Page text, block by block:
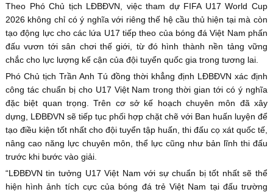
Theo Phó Chủ tịch LĐBĐVN, việc tham dự FIFA U17 World Cup
2026 không chỉ có ý nghĩa với riêng thế hệ cầu thủ hiện tại mà còn
tạo động lực cho các lứa U17 tiếp theo của bóng đá Việt Nam phấn
đấu vươn tới sân chơi thế giới, từ đó hình thành nền tảng vững
chắc cho lực lượng kế cận của đội tuyển quốc gia trong tương lai.
Phó Chủ tịch Trần Anh Tú đồng thời khẳng định LĐBĐVN xác định
công tác chuẩn bị cho U17 Việt Nam trong thời gian tới có ý nghĩa
đặc biệt quan trọng. Trên cơ sở kế hoạch chuyên môn đã xây
dựng, LĐBĐVN sẽ tiếp tục phối hợp chặt chẽ với Ban huấn luyện để
tạo điều kiện tốt nhất cho đội tuyển tập huấn, thi đấu cọ xát quốc tế,
nâng cao năng lực chuyên môn, thể lực cũng như bản lĩnh thi đấu
trước khi bước vào giải.
“LĐBĐVN tin tưởng U17 Việt Nam với sự chuẩn bị tốt nhất sẽ thể
hiện hình ảnh tích cực của bóng đá trẻ Việt Nam tại đấu trường